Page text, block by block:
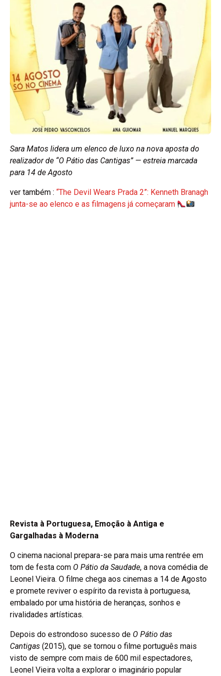
Sara Matos lidera um elenco de luxo na nova aposta do
realizador de “O Pátio das Cantigas” — estreia marcada
para 14 de Agosto
ver também : “The Devil Wears Prada 2”: Kenneth Branagh
junta-se ao elenco e as filmagens já começaram
Revista à Portuguesa, Emoção à Antiga e
Gargalhadas à Moderna
O cinema nacional prepara-se para mais uma rentrée em
tom de festa com O Pátio da Saudade, a nova comédia de
Leonel Vieira. O filme chega aos cinemas a 14 de Agosto
e promete reviver o espírito da revista à portuguesa,
embalado por uma história de heranças, sonhos e
rivalidades artísticas.
Depois do estrondoso sucesso de O Pátio das
Cantigas (2015), que se tornou o filme português mais
visto de sempre com mais de 600 mil espectadores,
Leonel Vieira volta a explorar o imaginário popular